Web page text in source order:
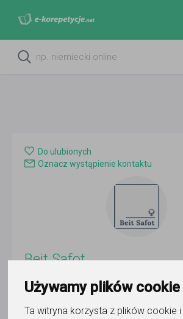
Używamy plików cookie
Ta witryna korzysta z plików cookie i
Do ulubionych
Oznacz wystąpienie kontaktu
Beit Safot
Wyślij wiadomość
wczoraj